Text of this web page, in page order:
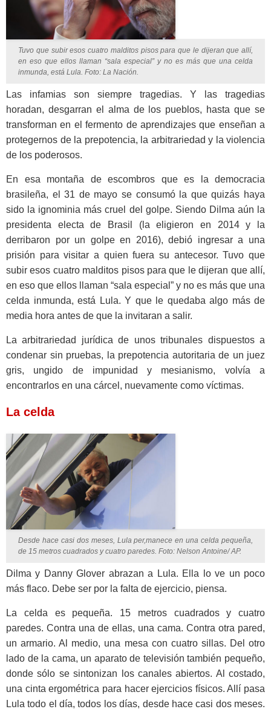
Tuvo que subir esos cuatro malditos pisos para que le dijeran que allí,
en eso que ellos llaman “sala especial” y no es más que una celda
inmunda, está Lula. Foto: La Nación.
Las infamias son siempre tragedias. Y las tragedias
horadan, desgarran el alma de los pueblos, hasta que se
transforman en el fermento de aprendizajes que enseñan a
protegernos de la prepotencia, la arbitrariedad y la violencia
de los poderosos.
En esa montaña de escombros que es la democracia
brasileña, el 31 de mayo se consumó la que quizás haya
sido la ignominia más cruel del golpe. Siendo Dilma aún la
presidenta electa de Brasil (la eligieron en 2014 y la
derribaron por un golpe en 2016), debió ingresar a una
prisión para visitar a quien fuera su antecesor. Tuvo que
subir esos cuatro malditos pisos para que le dijeran que allí,
en eso que ellos llaman “sala especial” y no es más que una
celda inmunda, está Lula. Y que le quedaba algo más de
media hora antes de que la invitaran a salir.
La arbitrariedad jurídica de unos tribunales dispuestos a
condenar sin pruebas, la prepotencia autoritaria de un juez
gris, ungido de impunidad y mesianismo, volvía a
encontrarlos en una cárcel, nuevamente como víctimas.
La celda
Desde hace casi dos meses, Lula per,manece en una celda pequeña,
de 15 metros cuadrados y cuatro paredes. Foto: Nelson Antoine/ AP.
Dilma y Danny Glover abrazan a Lula. Ella lo ve un poco
más flaco. Debe ser por la falta de ejercicio, piensa.
La celda es pequeña. 15 metros cuadrados y cuatro
paredes. Contra una de ellas, una cama. Contra otra pared,
un armario. Al medio, una mesa con cuatro sillas. Del otro
lado de la cama, un aparato de televisión también pequeño,
donde sólo se sintonizan los canales abiertos. Al costado,
una cinta ergométrica para hacer ejercicios físicos. Allí pasa
Lula todo el día, todos los días, desde hace casi dos meses.